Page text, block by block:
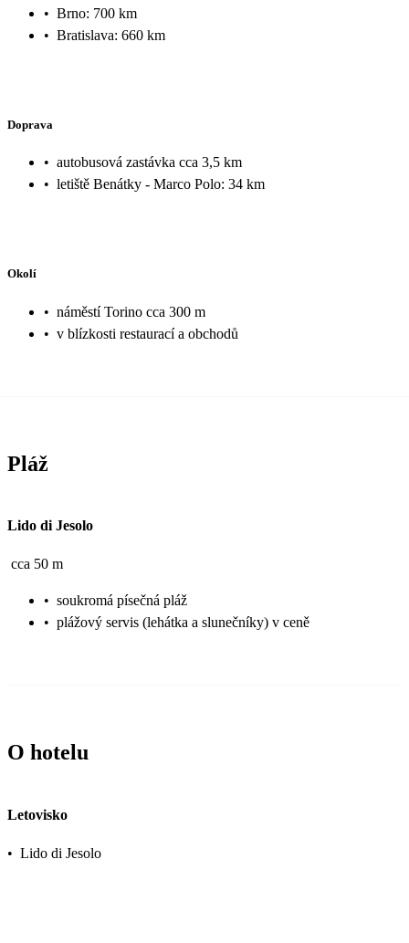
• Brno: 700 km
• Bratislava: 660 km
Doprava
• autobusová zastávka cca 3,5 km
• letiště Benátky - Marco Polo: 34 km
Okolí
• náměstí Torino cca 300 m
• v blízkosti restaurací a obchodů
Pláž
Lido di Jesolo
cca 50 m
• soukromá písečná pláž
• plážový servis (lehátka a slunečníky) v ceně
O hotelu
Letovisko
• Lido di Jesolo